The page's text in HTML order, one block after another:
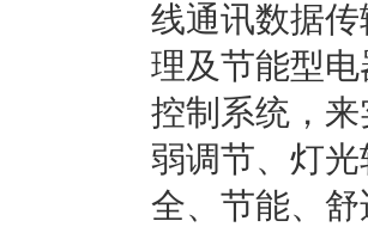
线通讯数据
理及节能型
控制系统，
弱调节、灯
全、节能、